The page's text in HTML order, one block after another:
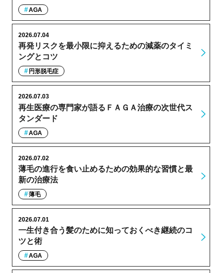
AGA
再発リスクを最小限に抑えるための減薬のタイミ
ングとコツ
2026.07.04
円形脱毛症
再生医療の専門家が語るＦＡＧＡ治療の次世代ス
タンダード
2026.07.03
AGA
薄毛の進行を食い止めるための効果的な習慣と最
新の治療法
2026.07.02
薄毛
一生付き合う髪のために知っておくべき継続のコ
ツと術
2026.07.01
AGA